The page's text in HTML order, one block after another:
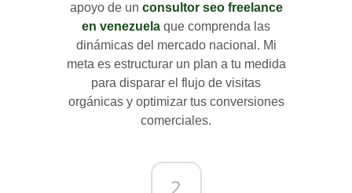
apoyo de un consultor seo freelance
en venezuela que comprenda las
dinámicas del mercado nacional. Mi
meta es estructurar un plan a tu medida
para disparar el flujo de visitas
orgánicas y optimizar tus conversiones
comerciales.
2